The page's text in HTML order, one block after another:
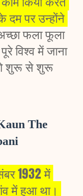
दम पर उन्होंने
फला फूला
विश्व में जाना
शुरू से शुरू
The
1932 में